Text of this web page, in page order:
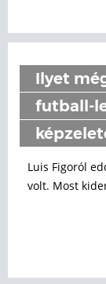
Ilyet
futball-
Luis Figoról
volt. Most